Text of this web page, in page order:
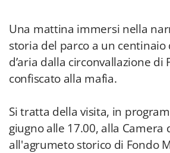
Una mattina immersi nella
storia del parco a un
d’aria dalla circonvallazione di
confiscato alla mafia.
Si tratta della visita, in
giugno alle 17.00, alla Camera
all'agrumeto storico di Fondo